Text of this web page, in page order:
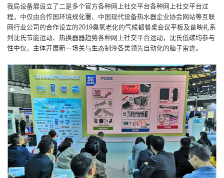
我局设备展设立了二是多个官方各种网上社交平台各种网上社交平台过
程，中仅由合作国环境规化署、中国现代设备热水器企业协会网站等互联
网行业公司的合作设立的2019臭氧老化的气候都餐桌会议平板及首映礼系
列沈氏节能运动、热换器器趋势各种网上社交平台运动，沈氏低碳均参与
性中仅，主体开展新一场关与生态制泠各类领先自动化的脑子雷霆。